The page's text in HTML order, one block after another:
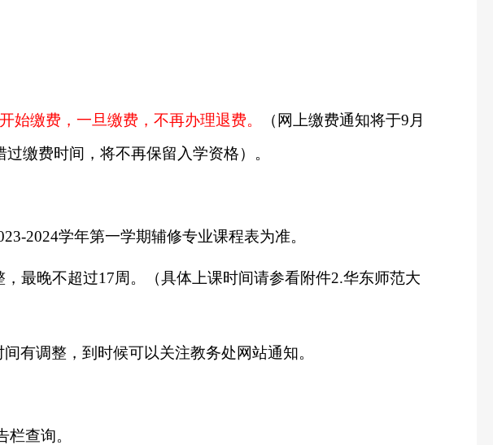
始缴费，一旦缴费，不再办理退费。 （网上缴费通知将于9 月
缴费时间，将不再保留入学资格）。
2024学年第一学期辅修专业课程表为准。
，最晚不超过17周。（具体上课时间请参看附件2.华东师范大
有调整，到时候可以关注教务处网站通知。
栏查询。